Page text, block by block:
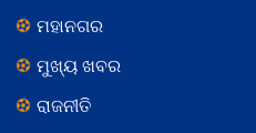
ମହାନଗର
ମୁଖ୍ୟ ଖବର
ରାଜନୀତି